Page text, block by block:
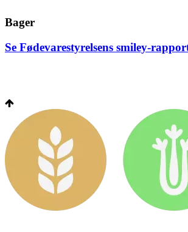
Bager
Se Fødevarestyrelsens smiley-